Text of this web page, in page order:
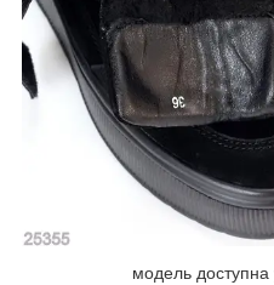
модель доступна